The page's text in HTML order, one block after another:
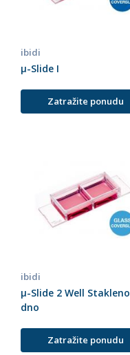
ibidi
µ-Slide I
Zatražite ponudu
ibidi
µ-Slide 2 Well Stakleno
dno
Zatražite ponudu